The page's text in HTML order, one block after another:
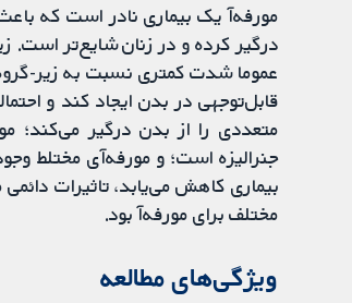
مورفه‌آ یک بیماری نادر است که
درگیر کرده و در زنان شایع‌تر است.
قابل‌توجهی در بدن ایجاد کند و
جنرالیزه است؛ و مورفه‌آی مختلط
بیماری کاهش می‌یابد، تاثیرات
مختلف برای مورفه‌آ بود.
ویژگی‌های مطالعه